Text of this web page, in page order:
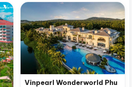
Vinpearl Wonderworld Phu